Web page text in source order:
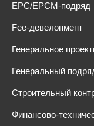
EPC/EPCM-подряд
Fee-девелопмент
Генеральное
Генеральный
Строительный
Финансово-